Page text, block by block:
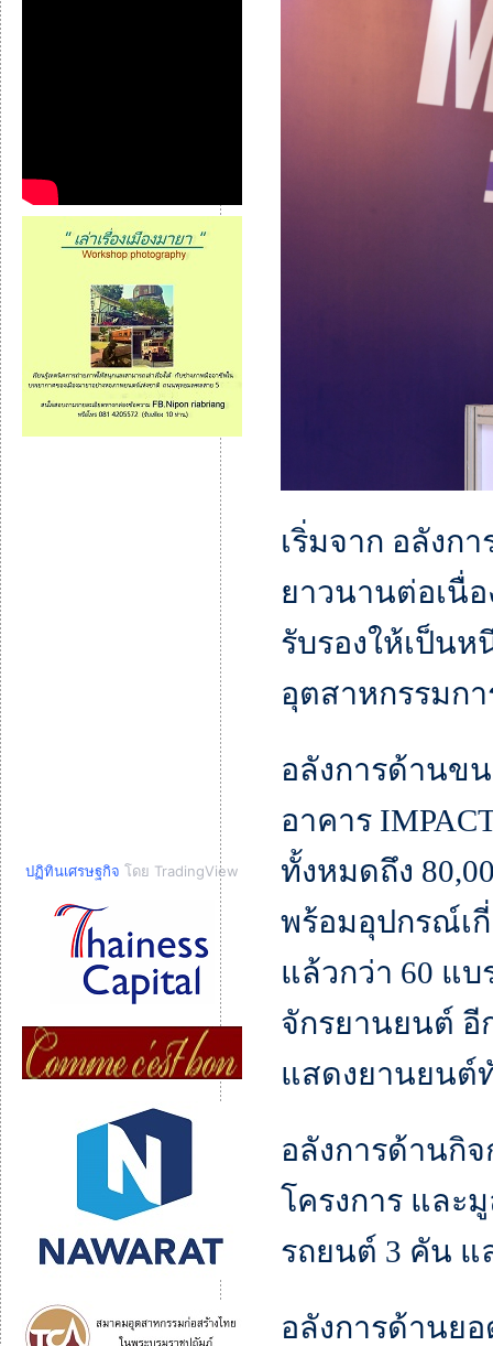
ปฏิทินเศรษฐกิจ โดย TradingView
เริ่มจาก อลังก
ยาวนานต่อเนื่
รับรองให้เป็น
อุตสาหกรรมก
อลังการด้านข
อาคาร
ทั้งหมดถึง
พร้อมอุปกรณ์เ
แล้วกว่า 60 แ
จักรยานยนต์ อี
แสดงยานยนต์
อลังการด้านกิ
โครงการ และ
รถยนต์ 3 คัน แ
อลังการด้านย